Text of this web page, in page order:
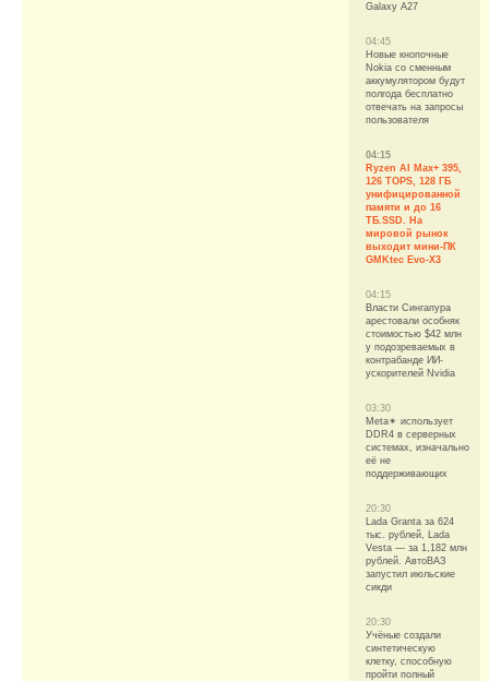
Galaxy A27
04:45
Новые кнопочные
Nokia со сменным
аккумулятором будут
полгода бесплатно
отвечать на запросы
пользователя
04:15
Ryzen AI Max+ 395,
126 TOPS, 128 ГБ
унифицированной
памяти и до 16
ТБ.SSD. На
мировой рынок
выходит мини-ПК
GMKtec Evo-X3
04:15
Власти Сингапура
арестовали особняк
стоимостью $42 млн
у подозреваемых в
контрабанде ИИ-
ускорителей Nvidia
03:30
Meta✴ использует
DDR4 в серверных
системах, изначально
её не
поддерживающих
20:30
Lada Granta за 624
тыс. рублей, Lada
Vesta — за 1,182 млн
рублей. АвтоВАЗ
запустил июльские
сикди
20:30
Учёные создали
синтетическую
клетку, способную
пройти полный